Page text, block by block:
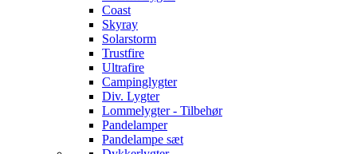
Coast
Skyray
Solarstorm
Trustfire
Ultrafire
Campinglygter
Div. Lygter
Lommelygter - Tilbehør
Pandelamper
Pandelampe sæt